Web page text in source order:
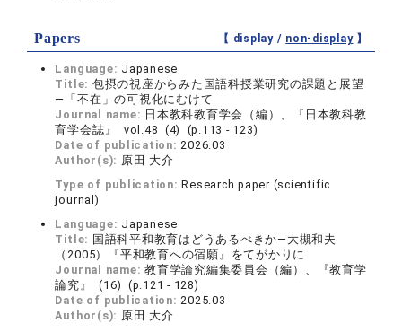
Papers 【 display / non-display】
Language: Japanese
Title: 包摂の視座からみた国語科授業研究の課題と展望
―「不在」の可視化にむけて
Journal name: 日本教科教育学会（編）、『日本教科教
育学会誌』 vol.48 (4) (p.113 - 123)
Date of publication:2026.03
Author(s): 原田 大介
Type of publication:Research paper (scientific
journal)
Language: Japanese
Title: 国語科平和教育はどうあるべきか―大槻和夫
（2005）『平和教育への宿願』をてがかりに
Journal name:教育学論究編集委員会（編）、『教育学
論究』 (16) (p.121 - 128)
Date of publication:2025.03
Author(s): 原田 大介